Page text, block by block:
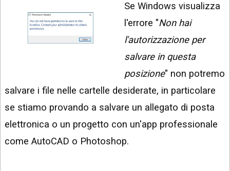
ARCHIVIO
VIDEO
IPHONE
ANDROID
AI
INSTAGRAM
Se Windows visualizza
l'errore "Non hai
l'autorizzazione per
salvare in questa
posizione" non potremo
salvare i file nelle cartelle desiderate, in particolare
se stiamo provando a salvare un allegato di posta
elettronica o un progetto con un'app professionale
come AutoCAD o Photoshop.